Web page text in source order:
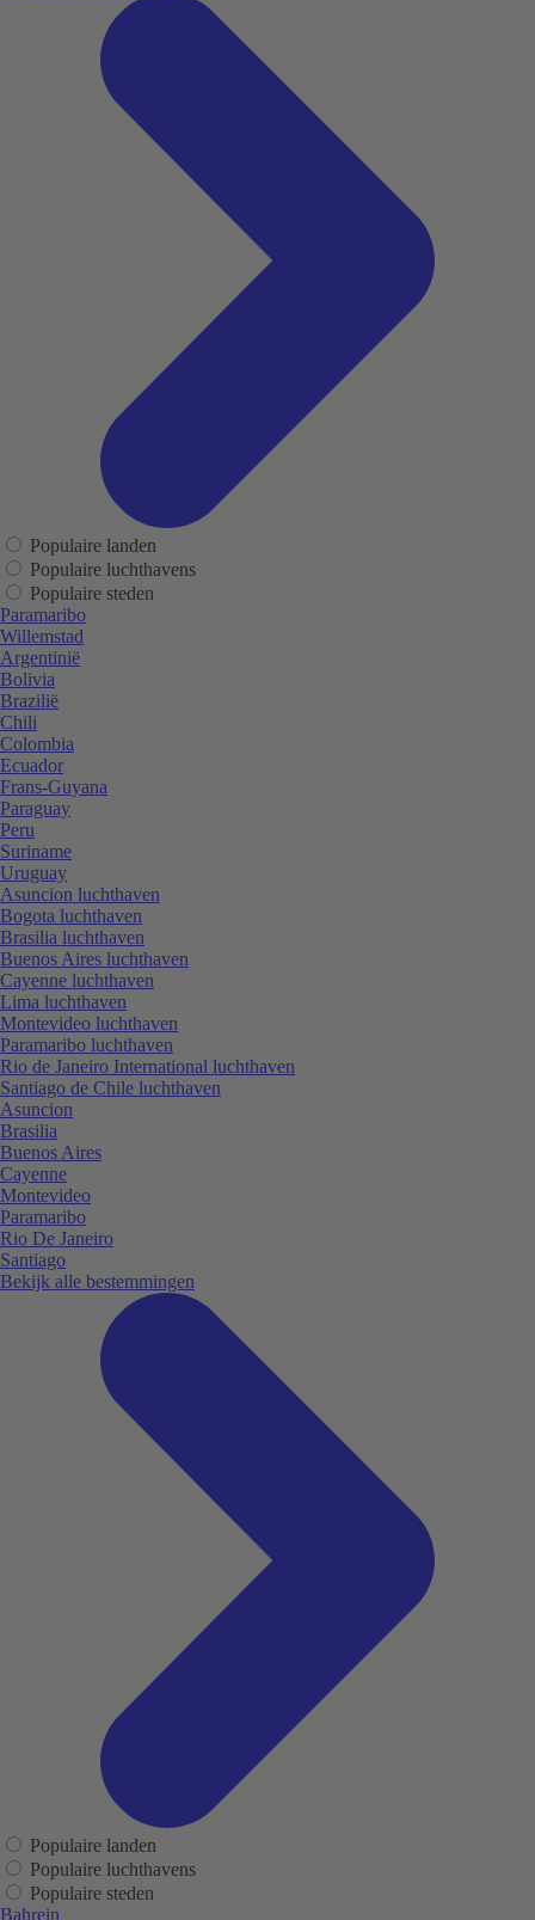
Populaire landen
Populaire luchthavens
Populaire steden
Paramaribo
Willemstad
Argentinië
Bolivia
Brazilië
Chili
Colombia
Ecuador
Frans-Guyana
Paraguay
Peru
Suriname
Uruguay
Asuncion luchthaven
Bogota luchthaven
Brasilia luchthaven
Buenos Aires luchthaven
Cayenne luchthaven
Lima luchthaven
Montevideo luchthaven
Paramaribo luchthaven
Rio de Janeiro International luchthaven
Santiago de Chile luchthaven
Asuncion
Brasilia
Buenos Aires
Cayenne
Montevideo
Paramaribo
Rio De Janeiro
Santiago
Bekijk alle bestemmingen
Populaire landen
Populaire luchthavens
Populaire steden
Bahrein